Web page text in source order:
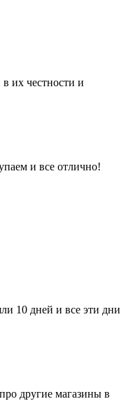
их честности и
и все отлично!
10 дней и все эти дни
другие магазины в